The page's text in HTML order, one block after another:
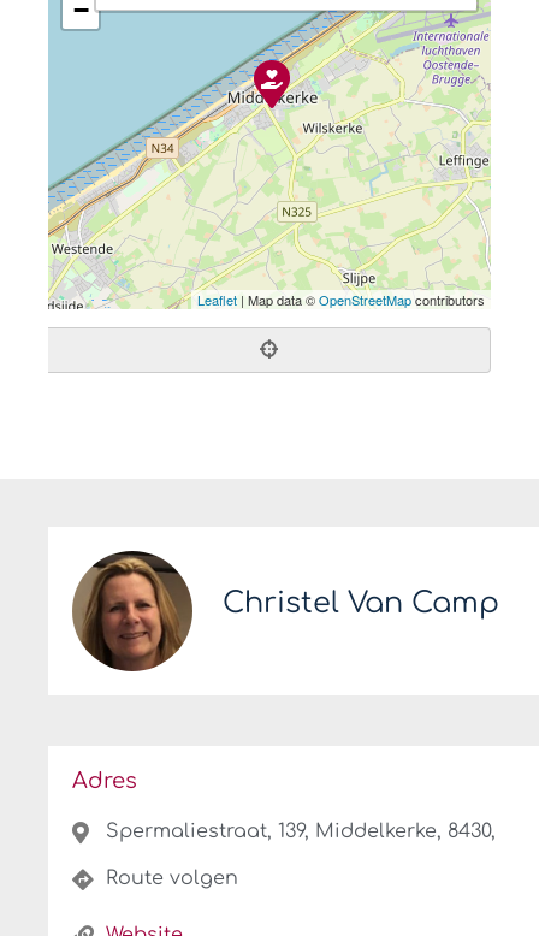
−
Leaflet | Map data ©OpenStreetMapcontributors
Christel Van Camp
Adres
Spermaliestraat, 139, Middelkerke, 8430,
Route volgen